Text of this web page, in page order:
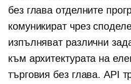
без глава отделните
комуникират чрез
изпълняват различни
към архитектурата на
търговия без глава. API